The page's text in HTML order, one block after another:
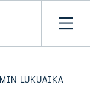
Avaa
LUKUAIKA